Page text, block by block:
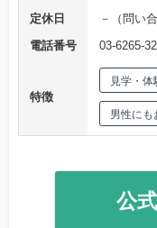
定休日
－（問い
電話番号
03-6265-
特徴
見学・体
男性にも
公